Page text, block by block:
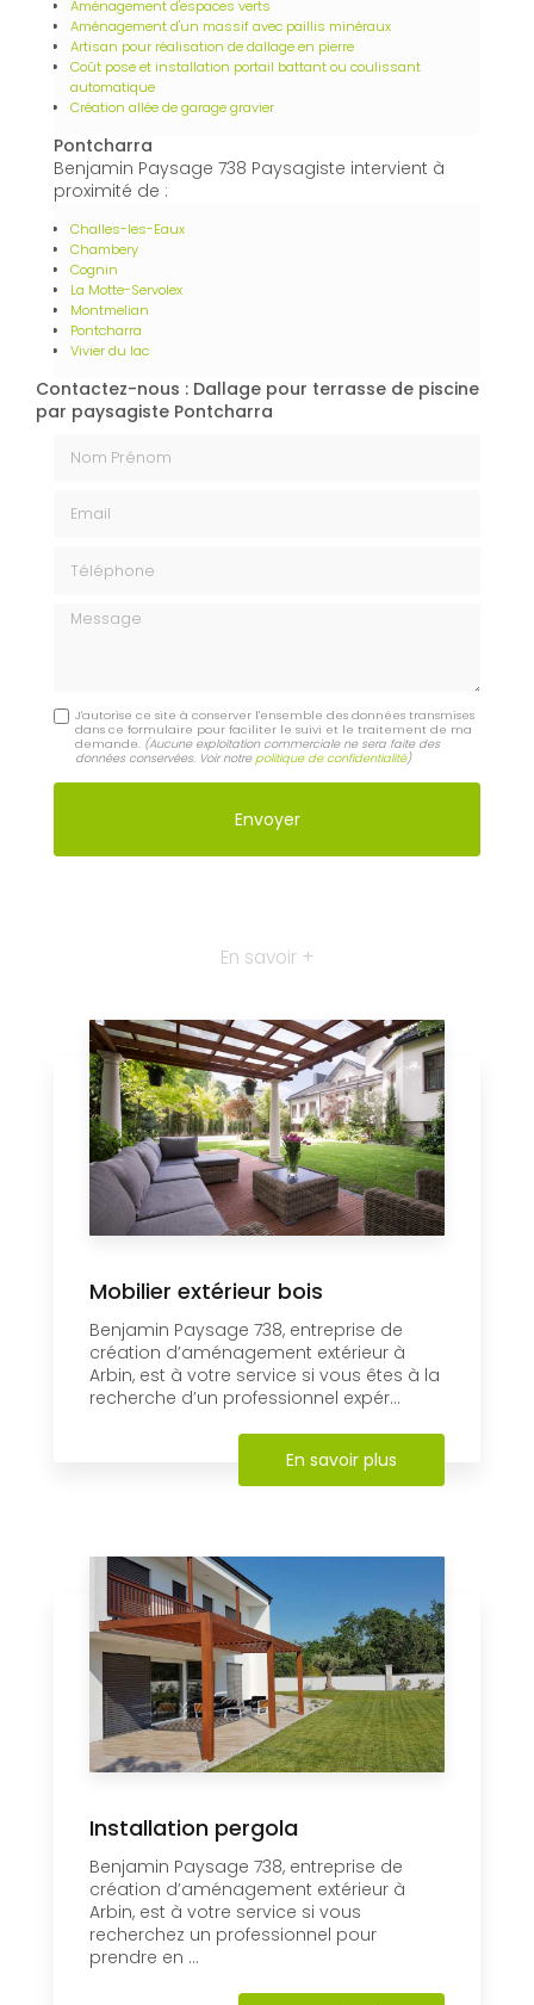
Aménagement d'espaces verts
Aménagement d'un massif avec paillis minéraux
Artisan pour réalisation de dallage en pierre
Coût pose et installation portail battant ou coulissant
automatique
Création allée de garage gravier
Pontcharra
Benjamin Paysage 738 Paysagiste intervient à
proximité de :
Challes-les-Eaux
Chambery
Cognin
La Motte-Servolex
Montmelian
Pontcharra
Vivier du lac
Contactez-nous : Dallage pour terrasse de piscine
par paysagiste Pontcharra
Message
J'autorise ce site à conserver l'ensemble des données transmises
dans ce formulaire pour faciliter le suivi et le traitement de ma
demande. (Aucune exploitation commerciale ne sera faite des
données conservées. Voir notrepolitique de confidentialité)
En savoir +
Mobilier extérieur bois
Benjamin Paysage 738, entreprise de
création d’aménagement extérieur à
Arbin, est à votre service si vous êtes à la
recherche d’un professionnel expér...
En savoir plus
Installation pergola
Benjamin Paysage 738, entreprise de
création d’aménagement extérieur à
Arbin, est à votre service si vous
recherchez un professionnel pour
prendre en ...